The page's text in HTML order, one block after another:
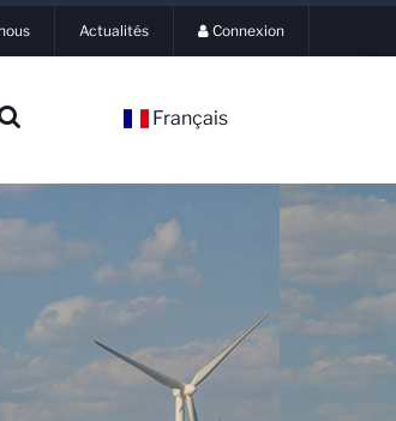
Actualités Connexion
Français